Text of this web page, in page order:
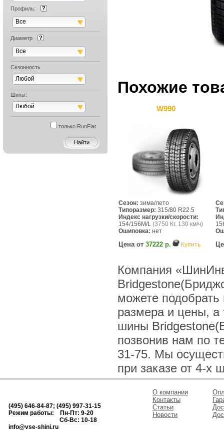
Профиль:
Все
Диаметр
Все
Сезонность
Любой
Шипы:
Любой
только RunFlat
Сезонное
Товара нет
Похожие
W990
Сезон: зима/лето
Типоразмер: 315/80 R22.5
Индекс нагрузки/скорости:
154/156M/L (3750 Кг. 130 км/ч)
Ошиповка: нет
Цена от 37222 р. Купить
Компания
можете
размера и цены, а
шины
позвонив нам по
31-75. Мы
при заказе от 4-х
(495) 646-84-87; (495) 997-31-15
Режим работы: Пн-Пт: 9-20
Сб-Вс: 10-18
info@vse-shini.ru
О компании
Контакты
Статьи
Новости